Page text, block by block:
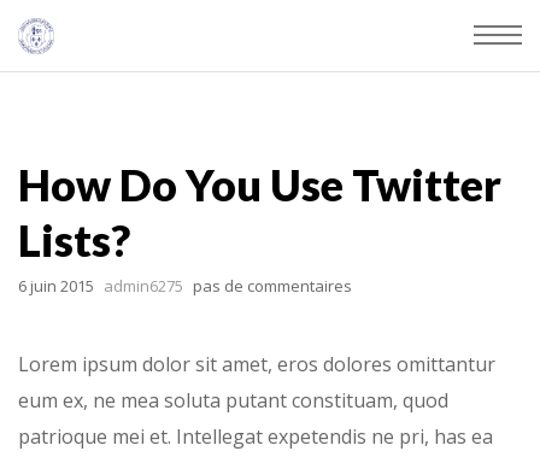
How Do You Use Twitter
Lists?
6 juin 2015 admin6275 pas de commentaires
Lorem ipsum dolor sit amet, eros dolores omittantur
eum ex, ne mea soluta putant constituam, quod
patrioque mei et. Intellegat expetendis ne pri, has ea